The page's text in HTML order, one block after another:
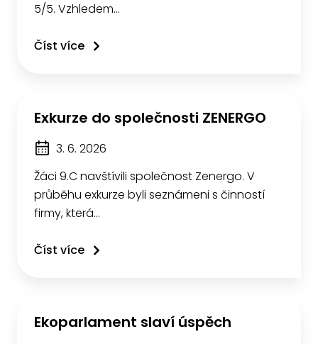
5/5. Vzhledem…
Číst více
Exkurze do společnosti ZENERGO
3. 6. 2026
Žáci 9.C navštívili společnost Zenergo. V
průběhu exkurze byli seznámeni s činností
firmy, která…
Číst více
Ekoparlament slaví úspěch